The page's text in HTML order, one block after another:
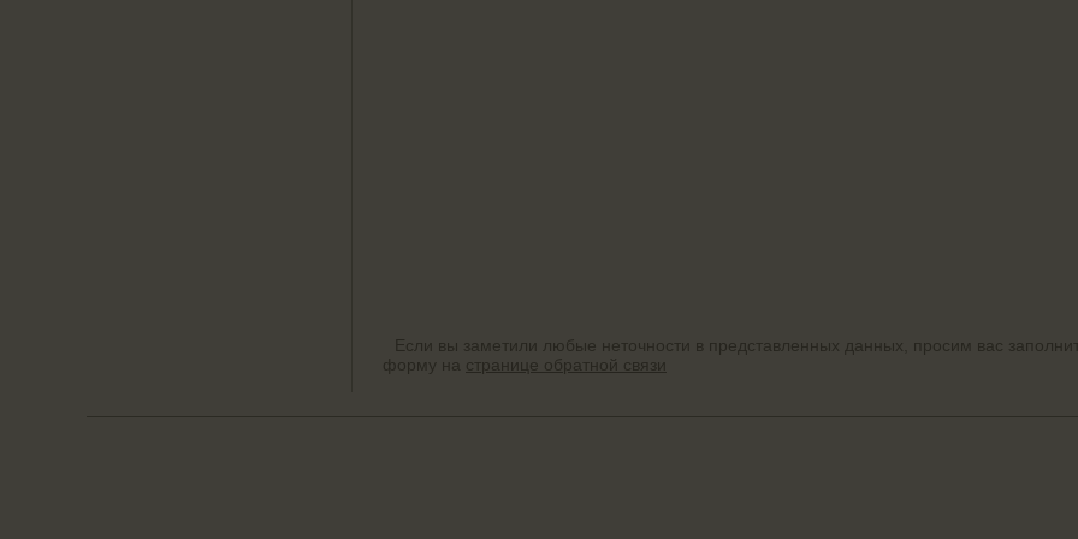
Если вы заметили любые неточности в представленных данных, просим вас
форму на странице обратной связи